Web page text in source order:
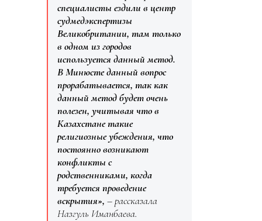
специалисты ездили в центр
судмедэкспертизы
Великобритании, там только
в одном из городов
используется данный метод.
В Минюсте данный вопрос
прорабатывается, так как
данный метод будет очень
полезен, учитывая что в
Казахстане такие
религиозные убеждения, что
постоянно возникают
конфликты с
родственниками, когда
требуется проведение
вскрытия», – рассказала
Назгуль Иманбаева.